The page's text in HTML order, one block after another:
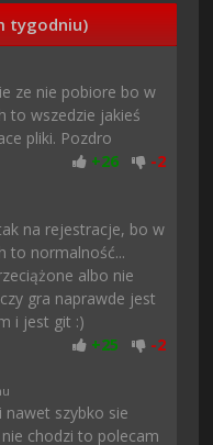
tygodniu)
ze nie pobiore bo w
to wszedzie jakieś
pliki. Pozdro
+26 -2
na rejestracje, bo w
to normalność...
albo nie
gra naprawde jest
i jest git :)
+25 -2
nawet szybko sie
chodzi to polecam